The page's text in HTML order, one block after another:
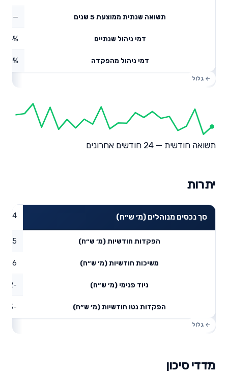
תשואה שנתית ממוצעת 5 שנים —
דמי ניהול שנתיים
דמי ניהול מהפקדה 0%
תשואה חודשית — 24 חודשים אחרונים
יתרות
סך נכסים מנוהלים (מ׳ ש״ח)
הפקדות חודשיות (מ׳ ש״ח) 0.05
משיכות חודשיות (מ׳ ש״ח) 0.16
ניוד פנימי (מ׳ ש״ח) -5.72
הפקדות נטו חודשיות (מ׳ ש״ח) -5.83
מדדי סיכון